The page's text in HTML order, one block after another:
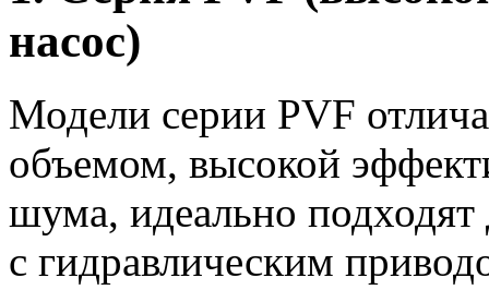
насос)
Модели серии PVF
объемом, высокой
шума, идеально
с гидравлическим